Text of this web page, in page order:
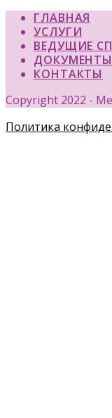
ГЛАВНАЯ
УСЛУГИ
ВЕДУЩИЕ
ДОКУМЕНТЫ
КОНТАКТЫ
Copyright 2022 -
Политика